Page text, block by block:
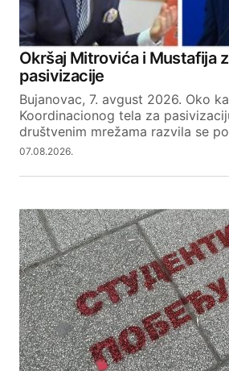
Okršaj Mitrovića i Mustafija
pasivizacije
Bujanovac, 7. avgust 2026. Oko
Koordinacionog tela za
društvenim mrežama razvila se
07.08.2026.